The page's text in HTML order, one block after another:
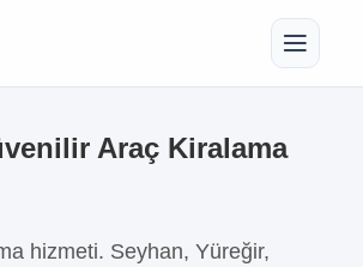
Araç Kiralama
hizmeti. Seyhan, Yüreğir,